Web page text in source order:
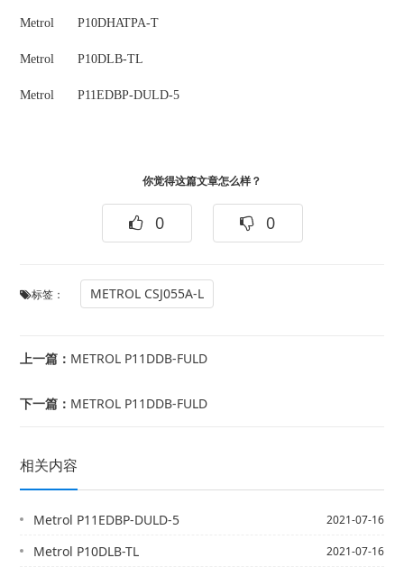
Metrol P10DHATPA-T
Metrol P10DLB-TL
Metrol P11EDBP-DULD-5
你觉得这篇文章怎么样？
0 0
标签： METROL CSJ055A-L
上一篇： METROL P11DDB-FULD
下一篇： METROL P11DDB-FULD
相关内容
Metrol P11EDBP-DULD-5 2021-07-16
Metrol P10DLB-TL 2021-07-16